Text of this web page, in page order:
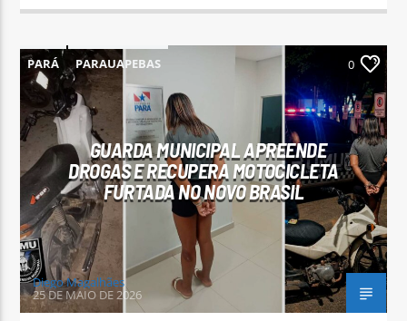
PARÁ PARAUAPEBAS 0
GUARDA MUNICIPAL APREENDE
DROGAS E RECUPERA MOTOCICLETA
FURTADA NO NOVO BRASIL
Diego Magalhães
25 DE MAIO DE 2026